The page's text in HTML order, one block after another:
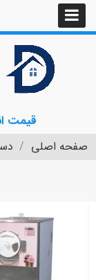
قیمت
صفحه اصلی